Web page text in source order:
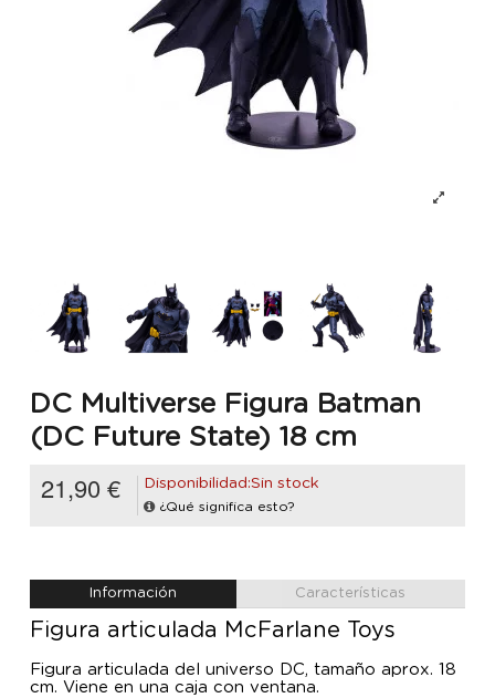
DC Multiverse Figura Batman
(DC Future State) 18 cm
21,90 € Disponibilidad:Sin stock
¿Qué significa esto?
Información Características
Figura articulada McFarlane Toys
Figura articulada del universo DC, tamaño aprox. 18
cm. Viene en una caja con ventana.